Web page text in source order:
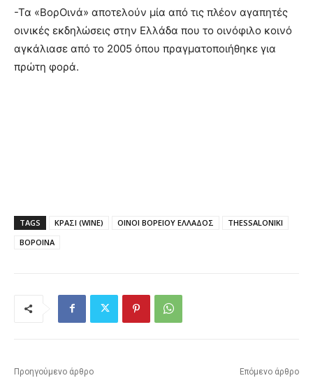
-Τα «ΒορΟινά» αποτελούν μία από τις πλέον αγαπητές
οινικές εκδηλώσεις στην Ελλάδα που το οινόφιλο κοινό
αγκάλιασε από το 2005 όπου πραγματοποιήθηκε για
πρώτη φορά.
TAGS ΚΡΑΣΙ (WINE) ΟΙΝΟΙ ΒΟΡΕΙΟΥ ΕΛΛΑΔΟΣ
THESSALONIKI
ΒΟΡΟΙΝΑ
Προηγούμενο άρθρο Επόμενο άρθρο